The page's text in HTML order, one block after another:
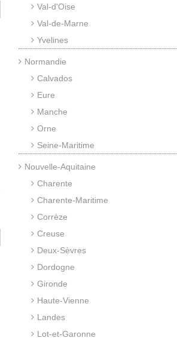
Val-d'Oise
Val-de-Marne
Yvelines
Normandie
Calvados
Eure
Manche
Orne
Seine-Maritime
Nouvelle-Aquitaine
Charente
Charente-Maritime
Corrèze
Creuse
Deux-Sèvres
Dordogne
Gironde
Haute-Vienne
Landes
Lot-et-Garonne